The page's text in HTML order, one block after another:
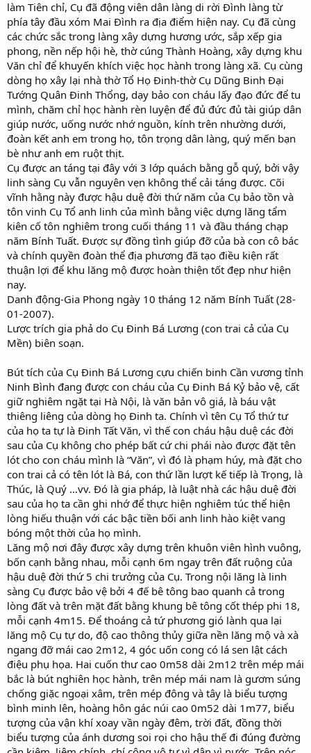
làm Tiên chỉ, Cụ đã động viên dân làng di rời Đình làng từ
phía tây đầu xóm Mai Đình ra địa điểm hiện nay. Cụ đã cùng
các chức sắc trong làng xây dựng hương ước, sắp xếp gia
phong, nền nếp hội hè, thờ cúng Thành Hoàng, xây dựng khu
Văn chỉ để khuyến khích việc học hành trong làng xã. Cụ cùng
dòng họ xây lại nhà thờ Tổ Họ Đinh-thờ Cụ Dũng Binh Đại
Tướng Quân Đinh Thổng, dạy bảo con cháu lấy đạo đức để tu
mình, chăm chỉ học hành rèn luyện để đủ đức đủ tài giúp dân
giúp nước, uống nước nhớ nguồn, kính trên nhường dưới,
đoàn kết anh em trong họ, tôn trọng dân làng, quý mến bạn
bè như anh em ruột thịt.
Cụ được an táng tại đây với 3 lớp quách bằng gỗ quý, bởi vậy
linh sàng Cụ vẫn nguyên vẹn không thể cải táng được. Cõi
vĩnh hằng này được hậu duệ đời thứ năm của Cụ bảo tồn và
tôn vinh Cụ Tổ anh linh của mình bằng việc dựng lăng tẩm
kiên cố tôn nghiêm trong cuối tháng 11 và đầu tháng chạp
năm Bính Tuất. Được sự đồng tình giúp đỡ của bà con cô bác
và chính quyền đoàn thể địa phương đã tạo điều kiện rất
thuận lợi để khu lăng mộ được hoàn thiện tốt đẹp như hiện
nay.
Danh động-Gia Phong ngày 10 tháng 12 năm Bính Tuất (28-
01-2007).
Lược trích gia phả do Cụ Đinh Bá Lương (con trai cả của Cụ
Mền) biên soạn.
Bút tích của Cụ Đinh Bá Lương cựu chiến binh Cần vương tỉnh
Ninh Bình đang được con cháu của Cụ Đinh Bá Kỷ bảo vệ, cất
giữ nghiêm ngặt tại Hà Nội, là văn bản vô giá, là báu vật
thiêng liêng của dòng họ Đinh ta. Chính vì tên Cụ Tổ thứ tư
của họ ta tự là Đinh Tất Văn, vì thế con cháu hậu duệ các đời
sau của Cụ không cho phép bất cứ chi phái nào được đặt tên
lót cho con cháu mình là “Văn”, vì đó là phạm húy, mà đặt cho
con trai cả có tên lót là Bá, con thứ lần lượt kế tiếp là Trọng, là
Thúc, là Quý …vv. Đó là gia pháp, là luật nhà các hậu duệ đời
sau của họ ta cần ghi nhớ để thực hiện nghiêm túc thể hiện
lòng hiếu thuận với các bậc tiền bối anh linh hào kiệt vang
bóng một thời của họ mình.
Lăng mộ nơi đây được xây dựng trên khuôn viên hình vuông,
bốn cạnh bằng nhau, mỗi cạnh 6m ngay trên đất ruộng của
hậu duệ đời thứ 5 chi trưởng của Cụ. Trong nội lăng là linh
sàng Cụ được bảo vệ bởi 4 đế bê tông bao quanh cả trong
lòng đất và trên mặt đất bằng khung bê tông cốt thép phi 18,
mỗi cạnh 4m15. Để thoáng cả tứ phương gió lành qua lại
lăng mộ Cụ tự do, độ cao thông thủy giữa nền lăng mộ và xà
ngang đỡ mái cao 2m12, 4 góc uốn cong có lá sen lật cách
điệu phụ họa. Hai cuốn thư cao 0m58 dài 2m12 trên mép mái
bắc là bút nghiên học hành, trên mép mái nam là gươm súng
chống giặc ngoại xâm, trên mép đông và tây là biểu tượng
bình minh lên, hoàng hôn gác núi cao 0m52 dài 1m77, biểu
tượng của vận khí xoay vần ngày đêm, trời đất, đồng thời
biểu tượng của ánh dương soi rọi cho hậu thế đi đúng đường